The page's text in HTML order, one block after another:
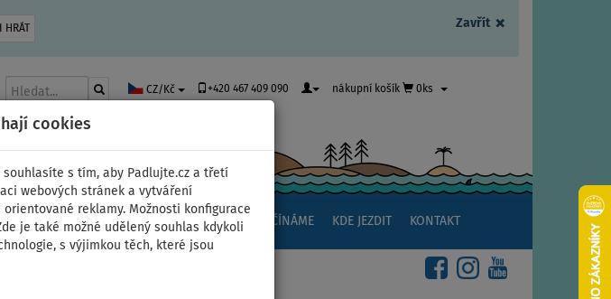
Zavřít ×
HRÁT
cookies
s tím, aby Padlujte.cz a třetí
webových stránek a vytváření
reklamy. Možnosti konfigurace
je také možné udělený souhlas kdykoli
s výjimkou těch, které jsou
CZ/Kč +420 467 409 090 nákupní košík 0ks
PLACHTY OBLEČENÍ PŘÍSLUŠENSTVÍ ZAČÍNÁME KDE JEZDIT KONTAKT